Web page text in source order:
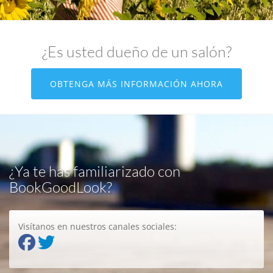
¿Es usted dueño de un salón?
OBTENGA MÁS INFORMACIÓN AHORA
¿Ya te has familiarizado con
BookGoodLook?
Visítanos en nuestros canales sociales: